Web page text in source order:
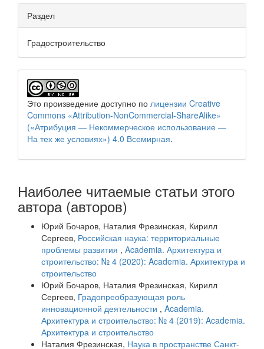
Раздел
Градостроительство
Это произведение доступно по лицензии Creative
Commons «Attribution-NonCommercial-ShareAlike»
(«Атрибуция — Некоммерческое использование —
На тех же условиях») 4.0 Всемирная.
Наиболее читаемые статьи этого
автора (авторов)
Юрий Бочаров, Наталия Фрезинская, Кирилл
Сергеев, Российская наука: территориальные
проблемы развития , Academia. Архитектура и
строительство: № 4 (2020): Academia. Архитектура и
строительство
Юрий Бочаров, Наталия Фрезинская, Кирилл
Сергеев, Градопреобразующая роль
инновационной деятельности , Academia.
Архитектура и строительство: № 4 (2019): Academia.
Архитектура и строительство
Наталия Фрезинская, Наука в пространстве Санкт-